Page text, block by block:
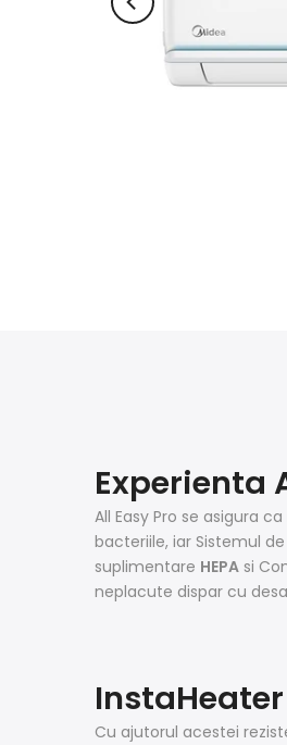
Experienta
All Easy Pro se asigura
bacteriile, iar Sistemul
suplimentare HEPA si
neplacute dispar cu
InstaHeater
Cu ajutorul acestei